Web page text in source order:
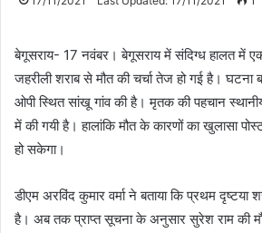
बेगूसराय- 17 नवंबर। बेगूसराय में संदिग्ध हालत में
जहरीली शराब से मौत की चर्चा तेज हो गई है। घटना
ओपी स्थित सांखू गांव की है। मृतक की पहचान
में की गयी है। हालांकि मौत के कारणों का खुलासा
हो सकेगा।
डीएम अरविंद कुमार वर्मा ने बताया कि प्रथम दृष्टया
है। अब तक प्राप्त सूचना के अनुसार सुरेश राम की